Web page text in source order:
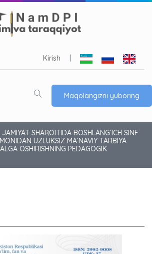
Kirish
Maqolangizni yuboring
SHAROITIDA BOSHLANG‘ICH SINF
UZLUKSIZ MA’NAVIY TARBIYA
OSHIRISHNING PEDAGOGIK